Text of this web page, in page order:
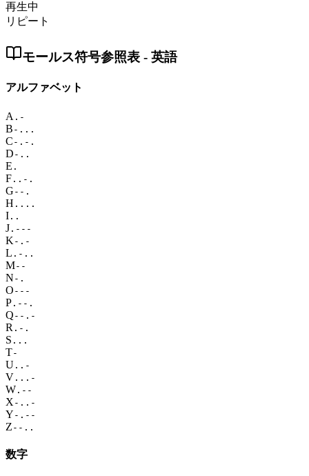
再生中
リピート
モールス符号参照表 - 英語
アルファベット
A .-
B -...
C -.-.
D -..
E .
F ..-.
G --.
H ....
I ..
J .---
K -.-
L .-..
M--
N -.
O ---
P .--.
Q --.-
R .-.
S ...
T-
U ..-
V ...-
W .--
X -..-
Y -.--
Z --..
数字